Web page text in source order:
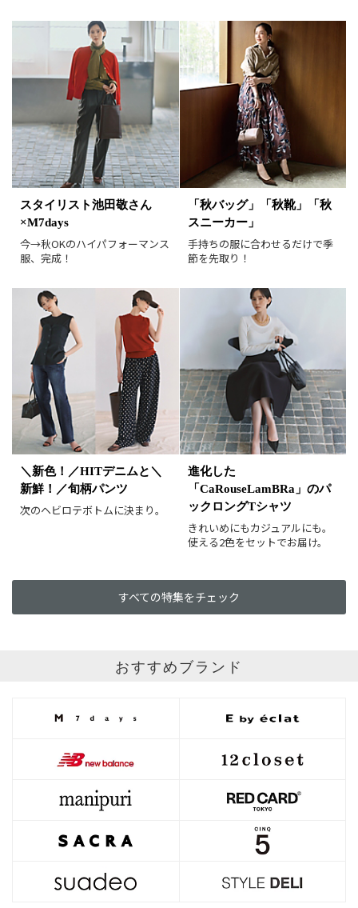
在庫あり
画像小 画像大
表示件数 30件 90件
並び順 おすすめ順
人気順
新着順
価格が安い順
価格が高い順
値下げ実施日順
レビュー高評価順
カラー（複数選択可）
ホワイト ブラック
グレー
ベージュ
ブラウン
オレンジ
イエロー
レッド
ピンク
パープル
グリーン
ブルー
ゴールド
シルバー マルチ
スタイリスト池田敬さん
×M7days
今→秋OKのハイパフォーマンス
服、完成！
「秋バッグ」「秋靴」「秋
スニーカー」
手持ちの服に合わせるだけで季
節を先取り！
＼新色！／HITデニムと＼
新鮮！／旬柄パンツ
次のヘビロテボトムに決まり。
進化した
「CaRouseLamBRa」のパ
ックロングTシャツ
きれいめにもカジュアルにも。
使える2色をセットでお届け。
すべての特集をチェック
おすすめブランド